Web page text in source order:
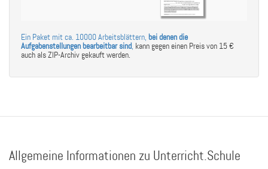
Ein Paket mit ca. 10000 Arbeitsblättern, bei denen die
Aufgabenstellungen bearbeitbar sind, kann gegen einen Preis von 15 €
auch als ZIP-Archiv gekauft werden.
Allgemeine Informationen zu Unterricht.Schule